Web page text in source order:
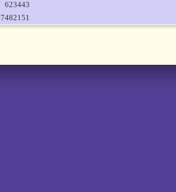
623443
7482151